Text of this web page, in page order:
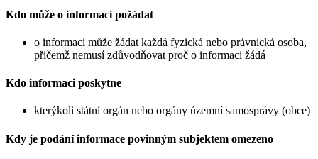
Kdo může o informaci požádat
o informaci může žádat každá fyzická nebo právnická osoba,
přičemž nemusí zdůvodňovat proč o informaci žádá
Kdo informaci poskytne
kterýkoli státní orgán nebo orgány územní samosprávy (obce)
Kdy je podání informace povinným subjektem omezeno